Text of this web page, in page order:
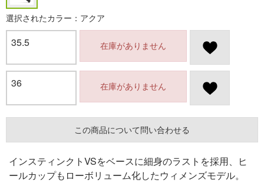
選択されたカラー：アクア
35.5 在庫がありません
36 在庫がありません
この商品について問い合わせる
インスティンクトVSをベースに細身のラストを採用、ヒ
ールカップもローボリューム化したウィメンズモデル。